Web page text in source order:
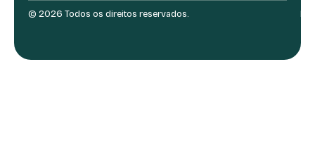
© 2026 Todos os direitos reservados.